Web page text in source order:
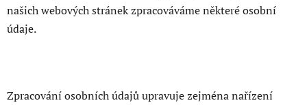
našich webových stránek zpracováváme některé osobní
údaje.
Zpracování osobních údajů upravuje zejména nařízení